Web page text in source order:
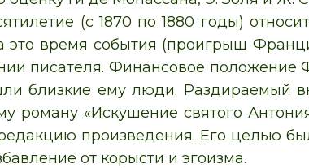
(с 1870 по 1880 годы)
время события (проигрыш
писателя. Финансовое положение
близкие ему люди. Раздираемый
роману «Искушение святого
произведения. Его целью
от корысти и эгоизма.